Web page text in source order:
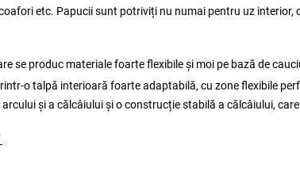
etc. Papucii sunt potriviți nu numai pentru uz interior,
material din care se produc materiale foarte flexibile și moi pe bază de
o talpă interioară foarte adaptabilă, cu zone flexibile
și a călcâiului și o construcție stabilă a călcâiului, care